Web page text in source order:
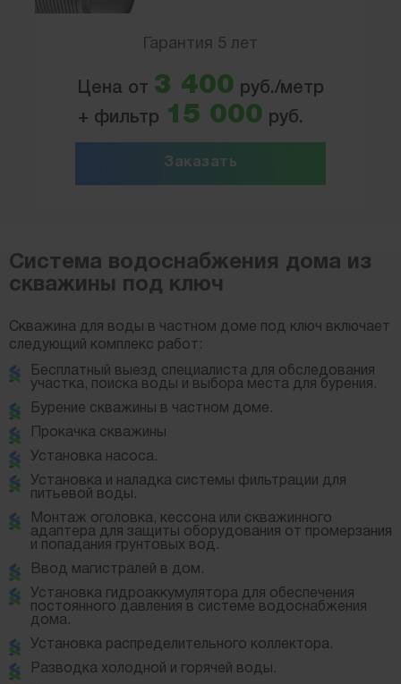
Гарантия 5 лет
Цена от 3 400 руб./метр
+ фильтр
15 000 руб.
Заказать
Система водоснабжения дома из
скважины под ключ
Скважина для воды в частном доме под ключ включает
следующий комплекс работ:
Бесплатный выезд специалиста для обследования
участка, поиска воды и выбора места для бурения.
Бурение скважины в частном доме.
Прокачка скважины
Установка насоса.
Установка и наладка системы фильтрации для
питьевой воды.
Монтаж оголовка, кессона или скважинного
адаптера для защиты оборудования от промерзания
и попадания грунтовых вод.
Ввод магистралей в дом.
Установка гидроаккумулятора для обеспечения
постоянного давления в системе водоснабжения
дома.
Установка распределительного коллектора.
Разводка холодной и горячей воды.